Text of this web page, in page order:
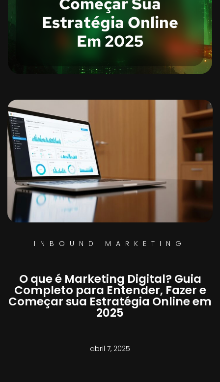
Estratégia Online
Em 2025
INBOUND MARKETING
O que é Marketing Digital? Guia
Completo para Entender, Fazer e
Começar sua Estratégia Online em
2025
abril 7, 2025